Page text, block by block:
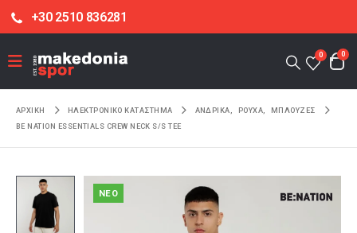
+30 2510 836281
0 0
ΑΡΧΙΚΉ ΗΛΕΚΤΡΟΝΙΚΌ ΚΑΤΆΣΤΗΜΑ ΑΝΔΡΙΚΑ ΡΟΥΧΑ
ΜΠΛΟΥΖΕΣ
BE NATION ESSENTIALS CREW NECK S/S TEE
NEO